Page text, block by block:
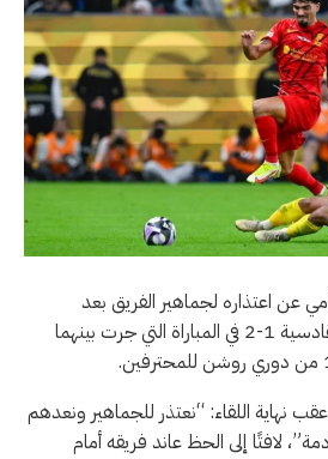
عن اعتذاره لجماهير الفريق بعد
الخسارة على أرضه أمام القادسية 1-2 في المباراة التي جرت بينهما
نهاية اللقاء: “نعتذر للجماهير ونعدهم
لافتًا إلى الحظ عاند فريقه أمام